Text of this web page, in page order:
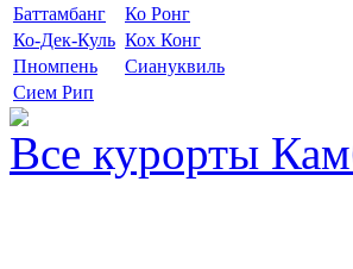
Баттамбанг
Ко Ронг
Ко-Дек-Куль Кох Конг
Пномпень
Сиануквиль
Сием Рип
Все курорты